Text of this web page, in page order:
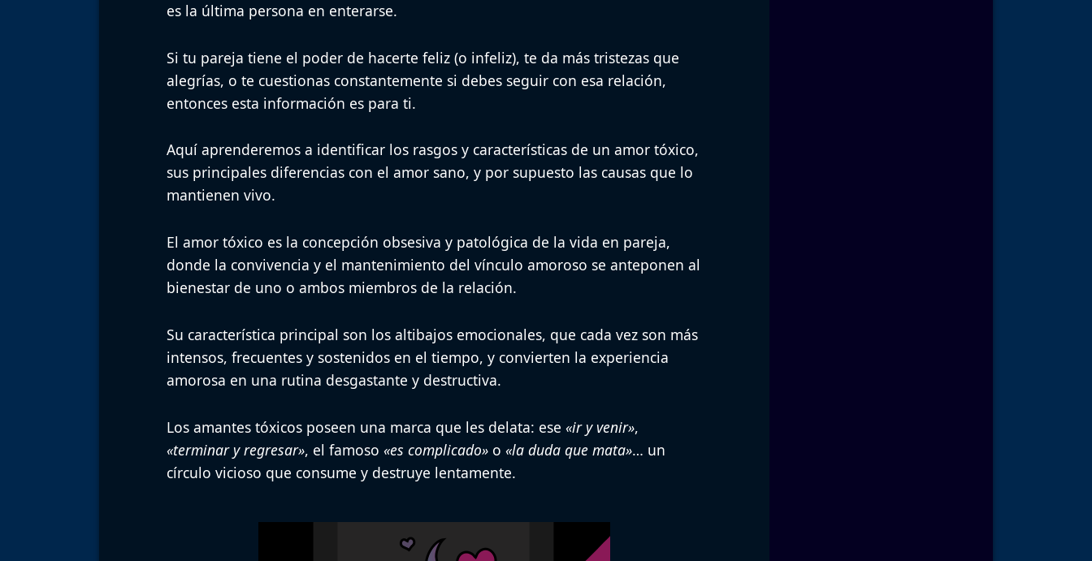
es la última persona en enterarse.
Si tu pareja tiene el poder de hacerte feliz (o infeliz), te da más tristezas que
alegrías, o te cuestionas constantemente si debes seguir con esa relación,
entonces esta información es para ti.
Aquí aprenderemos a identificar los rasgos y características de un amor tóxico,
sus principales diferencias con el amor sano, y por supuesto las causas que lo
mantienen vivo.
El amor tóxico es la concepción obsesiva y patológica de la vida en pareja,
donde la convivencia y el mantenimiento del vínculo amoroso se anteponen al
bienestar de uno o ambos miembros de la relación.
Su característica principal son los altibajos emocionales, que cada vez son más
intensos, frecuentes y sostenidos en el tiempo, y convierten la experiencia
amorosa en una rutina desgastante y destructiva.
Los amantes tóxicos poseen una marca que les delata: ese «ir y venir»,
«terminar y regresar», el famoso «es complicado»o «la duda que mata»… un
círculo vicioso que consume y destruye lentamente.